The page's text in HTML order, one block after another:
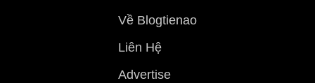
Về Blogtienao
Liên Hệ
Advertise